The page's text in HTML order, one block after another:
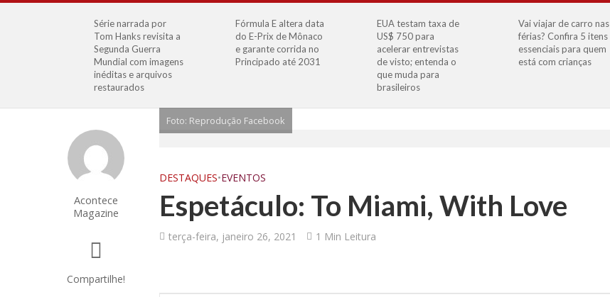
Série narrada por
Tom Hanks revisita a
Segunda Guerra
Mundial com imagens
inéditas e arquivos
restaurados
Fórmula E altera data
do E-Prix de Mônaco
e garante corrida no
Principado até 2031
EUA testam taxa de
US$ 750 para
acelerar entrevistas
de visto; entenda o
que muda para
brasileiros
Vai viajar de carro nas
férias? Confira 5 itens
essenciais para quem
está com crianças
Acontece
Magazine
Compartilhe!
Foto: Reprodução Facebook
DESTAQUES•EVENTOS
Espetáculo: To Miami, With Love
terça-feira, janeiro 26, 2021 1 Min Leitura